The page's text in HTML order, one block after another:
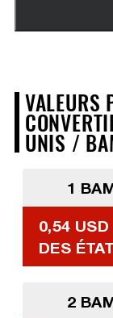
VALEURS
UNIS /
1
0,54
DES
2